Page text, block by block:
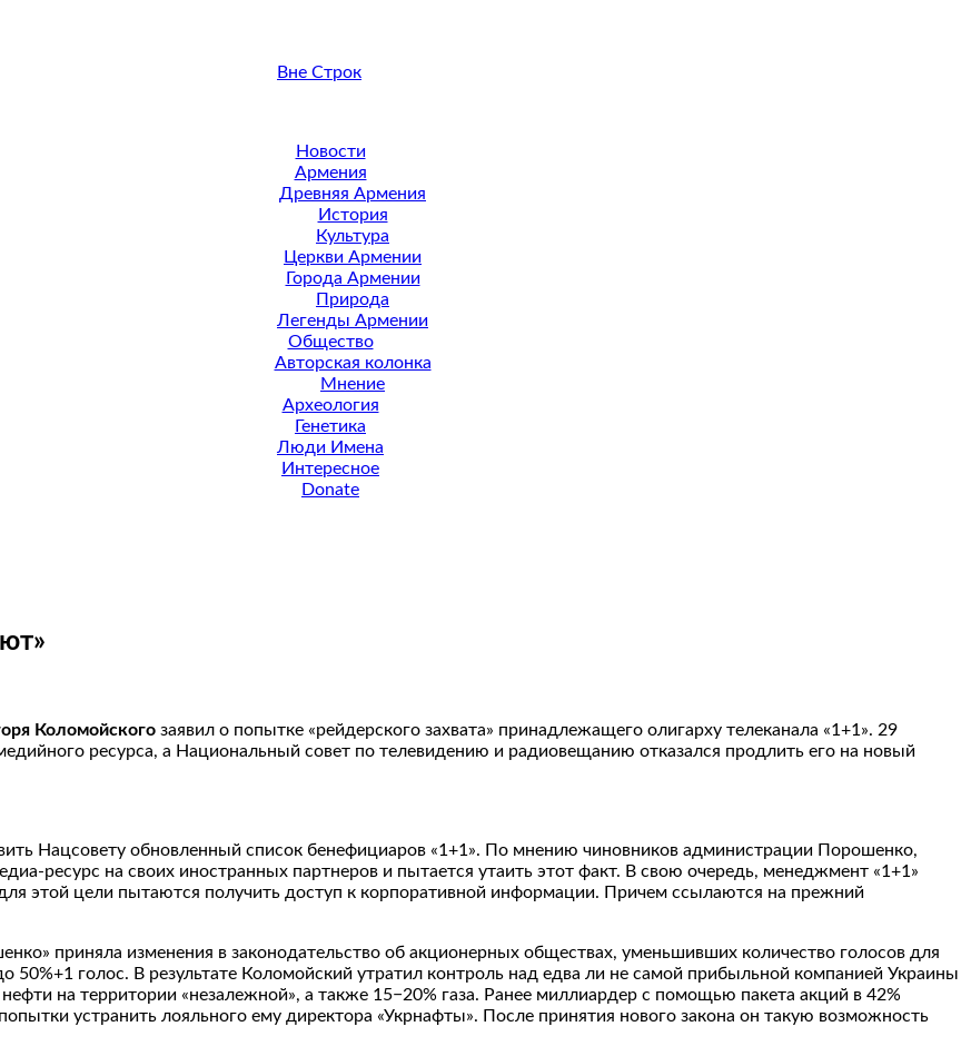
Вне Строк
Новости
Армения
Древняя Армения
История
Культура
Церкви Армении
Города Армении
Природа
Легенды Армении
Общество
Авторская колонка
Мнение
Археология
Генетика
Люди Имена
Интересное
Donate
Коломойского заявил о попытке «рейдерского захвата» принадлежащего олигарху телеканала «1+1». 29
ресурса, а Национальный совет по телевидению и радиовещанию отказался продлить его на новый
Нацсовету обновленный список бенефициаров «1+1». По мнению чиновников администрации Порошенко,
ресурс на своих иностранных партнеров и пытается утаить этот факт. В свою очередь, менеджмент «1+1»
этой цели пытаются получить доступ к корпоративной информации. Причем ссылаются на прежний
приняла изменения в законодательство об акционерных обществах, уменьшивших количество голосов для
50%+1 голос. В результате Коломойский утратил контроль над едва ли не самой прибыльной компанией Украины
на территории «незалежной», а также 15−20% газа. Ранее миллиардер с помощью пакета акций в 42%
устранить лояльного ему директора «Укрнафты». После принятия нового закона он такую возможность